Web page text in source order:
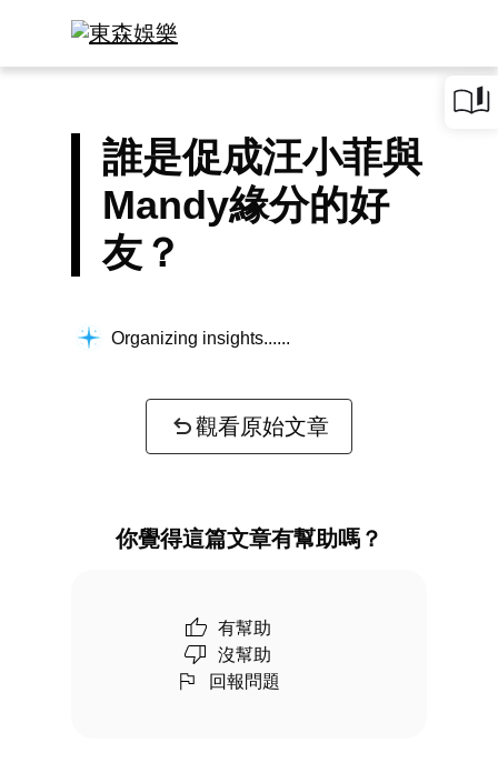
誰是促成汪小菲與
Mandy緣分的好
友？
Organizing insights...
觀看原始文章
你覺得這篇文章有幫助嗎？
有幫助
沒幫助
回報問題